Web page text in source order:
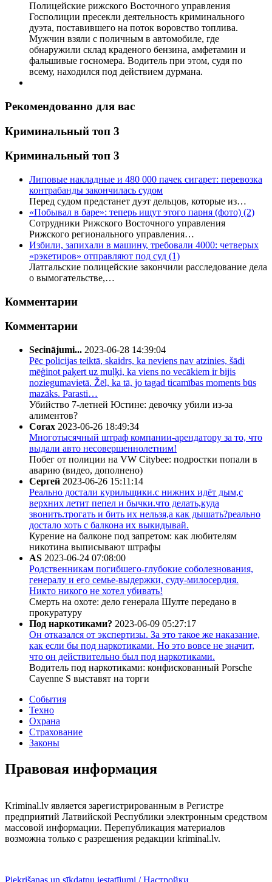
Полицейские рижского Восточного управления
Госполиции пресекли деятельность криминального
дуэта, поставившего на поток воровство топлива.
Мужчин взяли с поличным в автомобиле, где
обнаружили склад краденого бензина, амфетамин и
фальшивые госномера. Водитель при этом, судя по
всему, находился под действием дурмана.
Рекомендованно для вас
Криминальный топ 3
Криминальный топ 3
Липовые накладные и 480 000 пачек сигарет: перевозка
контрабанды закончилась судом
Перед судом предстанет дуэт дельцов, которые из…
«Побывал в баре»: теперь ищут этого парня (фото) (2)
Сотрудники Рижского Восточного управления
Рижского регионального управления…
Избили, запихали в машину, требовали 4000: четверых
«рэкетиров» отправляют под суд (1)
Латгальские полицейские закончили расследование дела
о вымогательстве,…
Комментарии
Комментарии
Secinājumi... 2023-06-28 14:39:04
Pēc policijas teiktā, skaidrs, ka neviens nav atzinies, šādi
mēģinot paķert uz muļķi, ka viens no vecākiem ir bijis
noziegumavietā. Žēl, ka tā, jo tagad ticamības moments būs
mazāks. Parasti…
Убийство 7-летней Юстине: девочку убили из-за
алиментов?
Corax 2023-06-26 18:49:34
Многотысячный штраф компании-арендатору за то, что
выдали авто несовершеннолетним!
Побег от полиции на VW Citybee: подростки попали в
аварию (видео, дополнено)
Сергей 2023-06-26 15:11:14
Реально достали курильщики.с нижних идёт дым,с
верхних летит пепел и бычки.что делать,куда
звонить.трогать и бить их нельзя,а как дышать?реально
достало хоть с балкона их выкидывай.
Курение на балконе под запретом: как любителям
никотина выписывают штрафы
AS 2023-06-24 07:08:00
Родственникам погибшего-глубокие соболезнования,
генералу и его семье-выдержки, суду-милосердия.
Никто никого не хотел убивать!
Смерть на охоте: дело генерала Шулте передано в
прокуратуру
Под наркотиками? 2023-06-09 05:27:17
Он отказался от экспертизы. За это такое же наказание,
как если бы под наркотиками. Но это вовсе не значит,
что он действительно был под наркотиками.
Водитель под наркотиками: конфискованный Porsche
Cayenne S выставят на торги
События
Техно
Охрана
Страхование
Законы
Правовая информация
Kriminal.lv является зарегистрированным в Регистре
предприятий Латвийской Республики электронным средством
массовой информации. Перепубликация материалов
возможна только с разрешения редакции kriminal.lv.
Piekrišanas un sīkdatņu iestatījumi / Настройки